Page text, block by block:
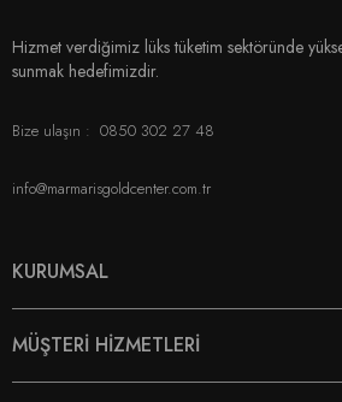
Hizmet verdiğimiz lüks tüketim sektöründe
sunmak hedefimizdir.
Bize ulaşın : 0850 302 27 48
info@marmarisgoldcenter.com.tr
KURUMSAL
MÜŞTERİ HİZMETLERİ